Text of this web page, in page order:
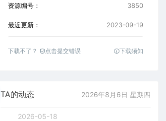
资源编号： 3850
最近更新： 2023-09-19
下载不了？ 点击提交错误 下载须知
TA的动态 2026年8月6日 星期四
2026-05-18